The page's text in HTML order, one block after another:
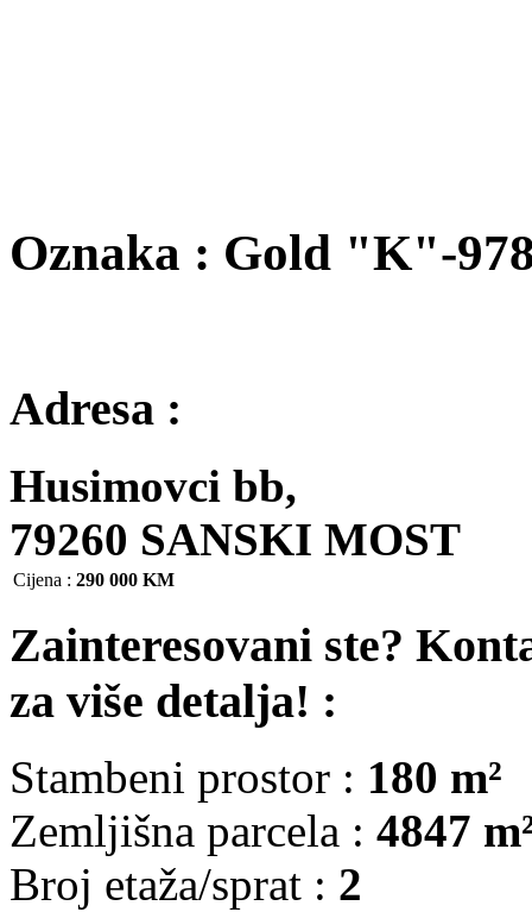
Oznaka : Gold "K"-
Adresa :
Husimovci bb,
79260 SANSKI MOST
Cijena : 290 000 KM
Zainteresovani ste?
za više detalja! :
Stambeni prostor : 180 m²
Zemljišna parcela : 4847
Broj etaža/sprat : 2